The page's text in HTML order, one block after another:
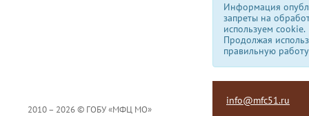
Информация
запреты на
используем сookie.
Продолжая
правильную
2010 – 2026 © ГОБУ «МФЦ МО»
info@mfc51.ru